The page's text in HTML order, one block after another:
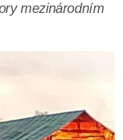
mezinárodním